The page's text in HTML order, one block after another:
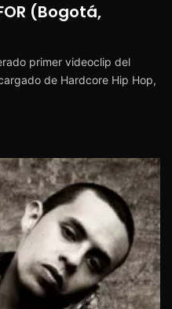
(Bogotá,
primer videoclip del
de Hardcore Hip Hop,